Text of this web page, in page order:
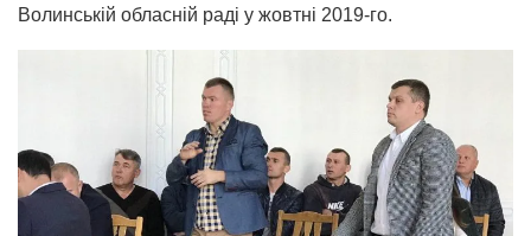
Волинській обласній раді у жовтні 2019-го.